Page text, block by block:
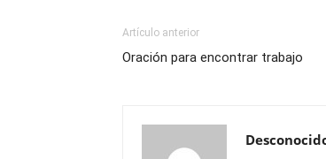
Artículo anterior
Oración para encontrar trabajo